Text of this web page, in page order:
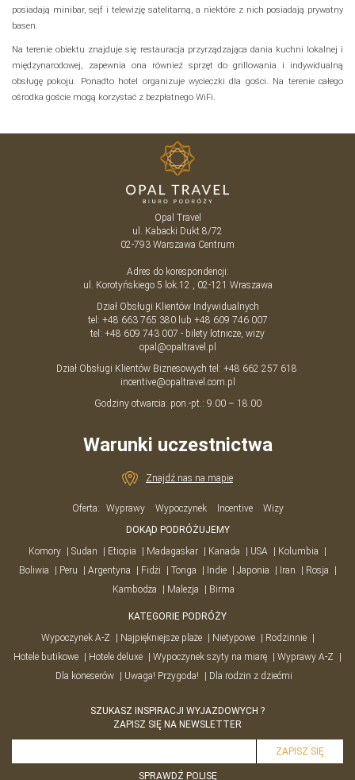
posiadają minibar, sejf i telewizję satelitarną, a niektóre z nich posiadają prywatny
basen.
Na terenie obiektu znajduje się restauracja przyrządzająca dania kuchni lokalnej i
międzynarodowej, zapewnia ona również sprzęt do grillowania i indywidualną
obsługę pokoju. Ponadto hotel organizuje wycieczki dla gości. Na terenie całego
ośrodka goście mogą korzystać z bezpłatnego WiFi.
Opal Travel
ul. Kabacki Dukt 8/72
02-793 Warszawa Centrum
Adres do korespondencji:
ul. Korotyńskiego 5 lok.12 , 02-121 Wraszawa
Dział Obsługi Klientów Indywidualnych
tel: +48 663 765 380lub +48 609 746 007
tel: +48 609 743 007 - bilety lotnicze, wizy
opal@opaltravel.pl
Dział Obsługi Klientów Biznesowych tel: +48 662 257 618
incentive@opaltravel.com.pl
Godziny otwarcia: pon.-pt.: 9.00 – 18.00
Warunki uczestnictwa
Znajdź nas na mapie
Oferta: Wyprawy Wypoczynek Incentive
Wizy
DOKĄD PODRÓŻUJEMY
Komory
Sudan Etiopia Madagaskar Kanada USA
Kolumbia
Boliwia
Peru Argentyna Fidżi Tonga Indie Japonia Iran
Rosja
Kambodża
Malezja Birma
KATEGORIE PODRÓŻY
Wypoczynek A-Z
Najpiękniejsze plaże Nietypowe
Rodzinnie
Hotele butikowe
Hotele deluxe Wypoczynek szyty na miarę
Wyprawy A-Z
Dla koneserów
Uwaga! Przygoda! Dla rodzin z dziećmi
SZUKASZ INSPIRACJI WYJAZDOWYCH ?
ZAPISZ SIĘ NA NEWSLETTER
SPRAWDŹ POLISĘ